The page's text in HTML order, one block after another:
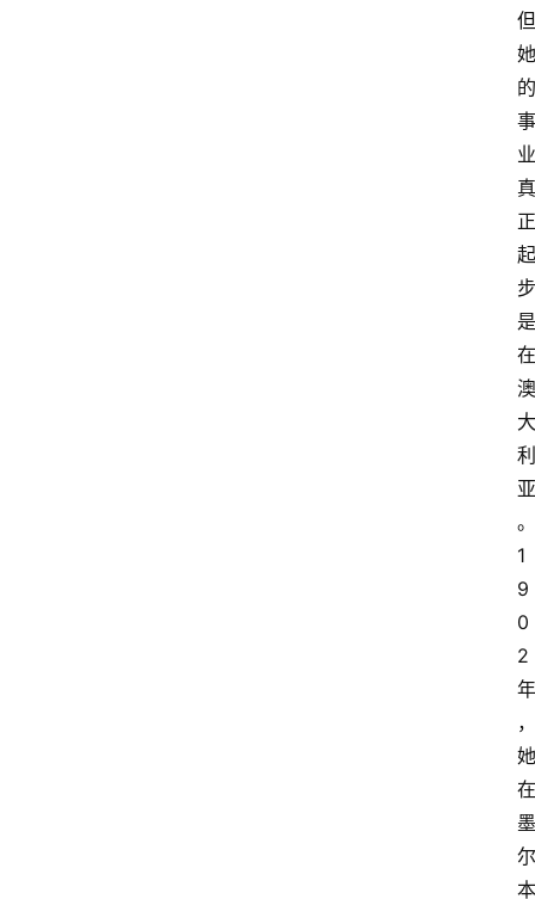
但
她
的
事
业
真
正
起
步
是
在
澳
大
利
亚
。
1
9
0
2
年
，
她
在
墨
尔
本